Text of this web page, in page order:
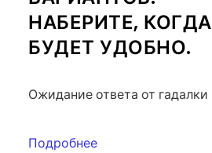
НАБЕРИТЕ, КОГДА
БУДЕТ УДОБНО.
Ожидание ответа от гадалки
Подробнее